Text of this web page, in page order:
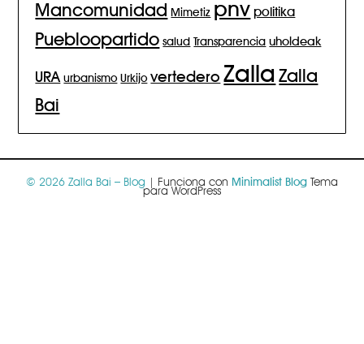
Mancomunidad Mimetiz pnv politika
Puebloopartido salud Transparencia uholdeak
URA urbanismo Urkijo vertedero Zalla Zalla
Bai
© 2026 Zalla Bai – Blog | Funciona con Minimalist Blog Tema
para WordPress